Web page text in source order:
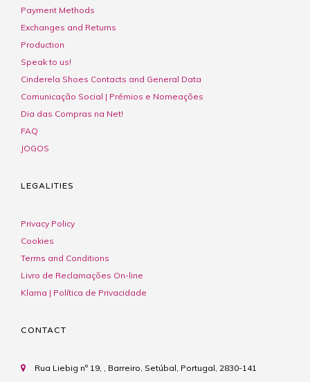
Payment Methods
Exchanges and Returns
Production
Speak to us!
Cinderela Shoes Contacts and General Data
Comunicação Social | Prémios e Nomeações
Dia das Compras na Net!
FAQ
JOGOS
LEGALITIES
Privacy Policy
Cookies
Terms and Conditions
Livro de Reclamações On-line
Klarna | Política de Privacidade
CONTACT
Rua Liebig nº 19, , Barreiro, Setúbal, Portugal, 2830-141